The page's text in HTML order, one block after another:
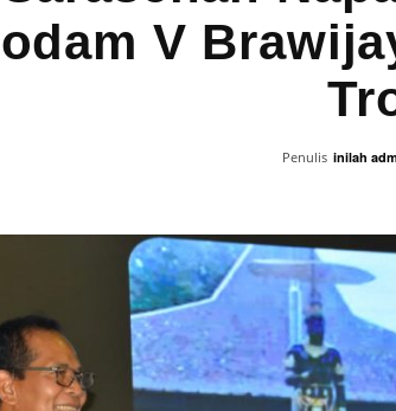
V
Penulis inilah